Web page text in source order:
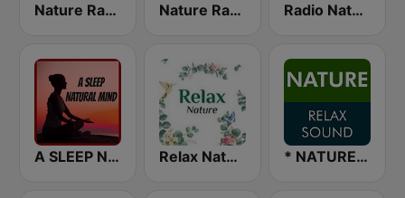
Nature Radio Sleep Nature Radio Rain Radio Nature
A SLEEP NATURAL MIND Relax Nature * NATURE RELAX SOUND